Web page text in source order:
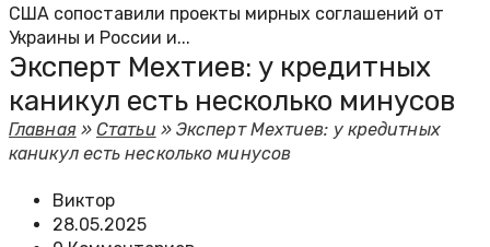
США сопоставили проекты мирных соглашений от
Украины и России и...
Эксперт Мехтиев: у кредитных
каникул есть несколько минусов
Главная»Статьи » Эксперт Мехтиев: у кредитных
каникул есть несколько минусов
Виктор
28.05.2025